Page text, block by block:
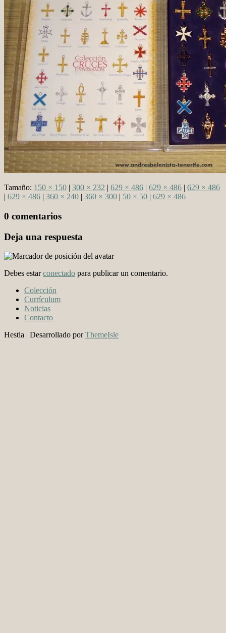
Tamaño: 150 × 150 | 300 × 232 | 629 × 486 | 629 × 486 | 629 × 486
| 629 × 486 | 360 × 240 | 360 × 300 | 50 × 50 | 629 × 486
0 comentarios
Deja una respuesta
Debes estarconectado para publicar un comentario.
Colección
Currículum
Noticias
Contacto
Hestia | Desarrollado porThemeIsle